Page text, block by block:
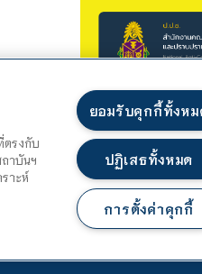
บายความเป็นส่วนตัว
ตรงกับ
ถาบันฯ
าะห์
ยอมรับคุกกี้ทั้งหม
ปฏิเสธทั้งหมด
การตั้งค่าคุกกี้